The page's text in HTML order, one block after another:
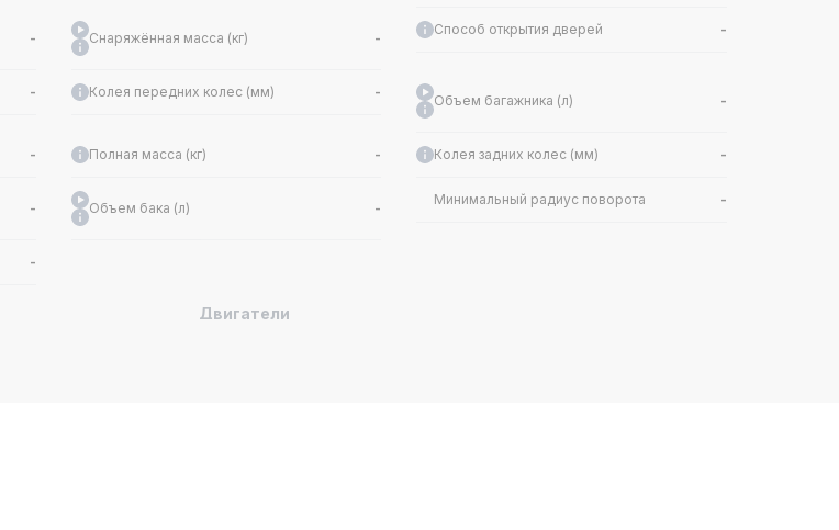
- Снаряжённая масса (кг) -
Способ открытия дверей -
- Колея передних колес (мм) -
Объем багажника (л) -
- Полная масса (кг) - Колея задних колес (мм) -
- Объем бака (л) -
Минимальный радиус поворота -
-
Двигатели